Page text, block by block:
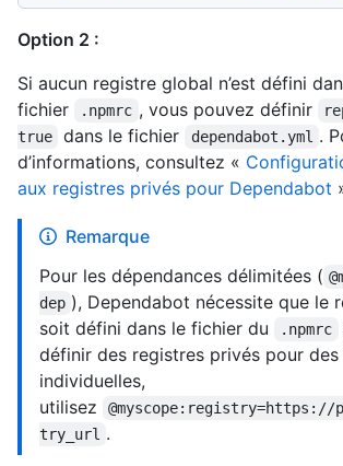
Option 2 :
Si aucun registre global n’est défini
fichier
.npmrc , vous pouvez définir
true
dans le fichier dependabot.yml .
d’informations, consultez «
aux registres privés pour Dependabot
Remarque
Pour les dépendances délimitées (
dep ), Dependabot nécessite que le
soit défini dans le fichier du
.npmrc
définir des registres privés pour des
individuelles,
utilisez
try_url .